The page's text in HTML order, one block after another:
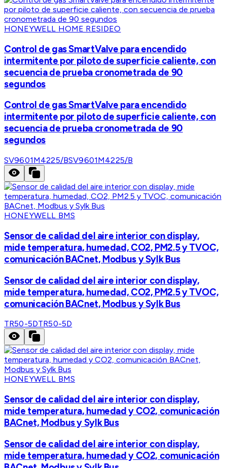
HONEYWELL HOME RESIDEO
Control de gas SmartValve para encendido
intermitente por piloto de superficie caliente, con
secuencia de prueba cronometrada de 90
segundos
Control de gas SmartValve para encendido
intermitente por piloto de superficie caliente, con
secuencia de prueba cronometrada de 90
segundos
SV9601M4225/BSV9601M4225/B
HONEYWELL BMS
Sensor de calidad del aire interior con display,
mide temperatura, humedad, CO2, PM2.5 y TVOC,
comunicación BACnet, Modbus y Sylk Bus
Sensor de calidad del aire interior con display,
mide temperatura, humedad, CO2, PM2.5 y TVOC,
comunicación BACnet, Modbus y Sylk Bus
TR50-5DTR50-5D
HONEYWELL BMS
Sensor de calidad del aire interior con display,
mide temperatura, humedad y CO2, comunicación
BACnet, Modbus y Sylk Bus
Sensor de calidad del aire interior con display,
mide temperatura, humedad y CO2, comunicación